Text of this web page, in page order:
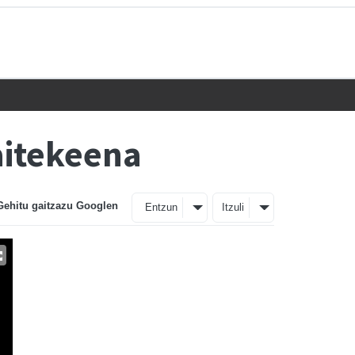
gaitzazu Googlen Entzun Itzuli